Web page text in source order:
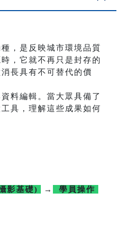
，是反映城市環境品質
，它就不再只是封存的
長具有不可替代的價
料編輯。當大眾具備了
具，理解這些成果如何
影基礎) → 學員操作